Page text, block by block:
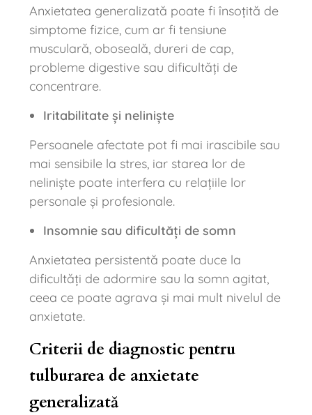
Anxietatea generalizată poate fi însoțită de
simptome fizice, cum ar fi tensiune
musculară, oboseală, dureri de cap,
probleme digestive sau dificultăți de
concentrare.
Iritabilitate și neliniște
Persoanele afectate pot fi mai irascibile sau
mai sensibile la stres, iar starea lor de
neliniște poate interfera cu relațiile lor
personale și profesionale.
Insomnie sau dificultăți de somn
Anxietatea persistentă poate duce la
dificultăți de adormire sau la somn agitat,
ceea ce poate agrava și mai mult nivelul de
anxietate.
Criterii de diagnostic pentru
tulburarea de anxietate
generalizată